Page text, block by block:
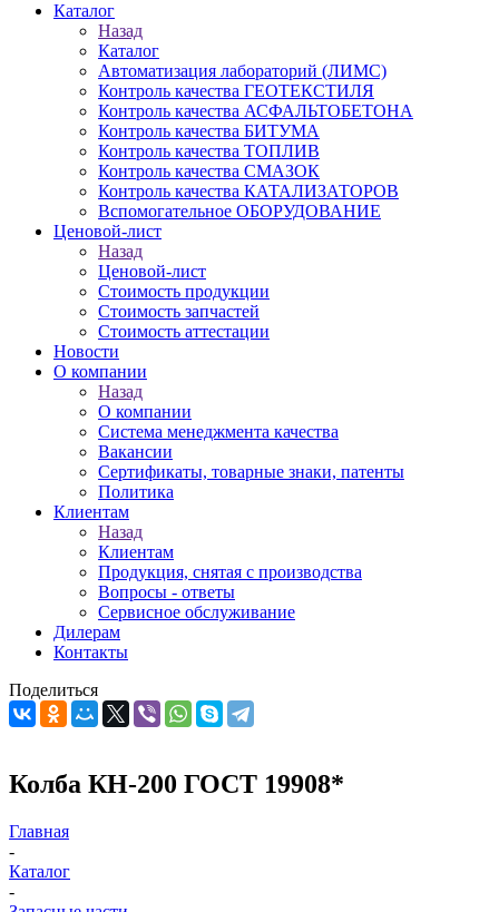
Каталог
Назад
Каталог
Автоматизация лабораторий (ЛИМС)
Контроль качества ГЕОТЕКСТИЛЯ
Контроль качества АСФАЛЬТОБЕТОНА
Контроль качества БИТУМА
Контроль качества ТОПЛИВ
Контроль качества СМАЗОК
Контроль качества КАТАЛИЗАТОРОВ
Вспомогательное ОБОРУДОВАНИЕ
Ценовой-лист
Назад
Ценовой-лист
Стоимость продукции
Стоимость запчастей
Стоимость аттестации
Новости
О компании
Назад
О компании
Система менеджмента качества
Вакансии
Сертификаты, товарные знаки, патенты
Политика
Клиентам
Назад
Клиентам
Продукция, снятая с производства
Вопросы - ответы
Сервисное обслуживание
Дилерам
Контакты
Поделиться
Колба КН-200 ГОСТ 19908*
Главная
-
Каталог
-